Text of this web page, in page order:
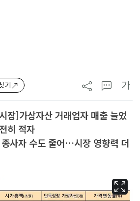
기 가
장]가상자산 거래업자 매출 늘었
히 적자
사자 수도 줄어…시장 영향력 더